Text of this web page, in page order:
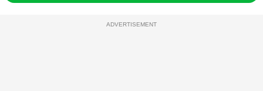
ADVERTISEMENT